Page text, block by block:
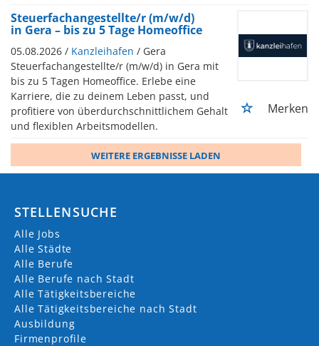
Steuerfachangestellte/r (m/w/d)
in Gera – bis zu 5 Tage Homeoffice
05.08.2026 / Kanzleihafen / Gera
Steuerfachangestellte/r (m/w/d) in Gera mit
bis zu 5 Tagen Homeoffice. Erlebe eine
Karriere, die zu deinem Leben passt, und
profitiere von überdurchschnittlichem Gehalt
und flexiblen Arbeitsmodellen.
Merken
WEITERE ERGEBNISSE LADEN
STELLENSUCHE
Alle Jobs
Alle Städte
Alle Berufe
Alle Berufe nach Stadt
Alle Tätigkeitsbereiche
Alle Tätigkeitsbereiche nach Stadt
Ausbildung
Firmenprofile